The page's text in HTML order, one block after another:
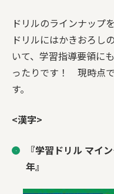
ドリルのラインナップ
ドリルにはかきおろし
いて、学習指導要領に
ったりです！ 現時点
す。
<漢字>
『学習ドリル マイ
年』